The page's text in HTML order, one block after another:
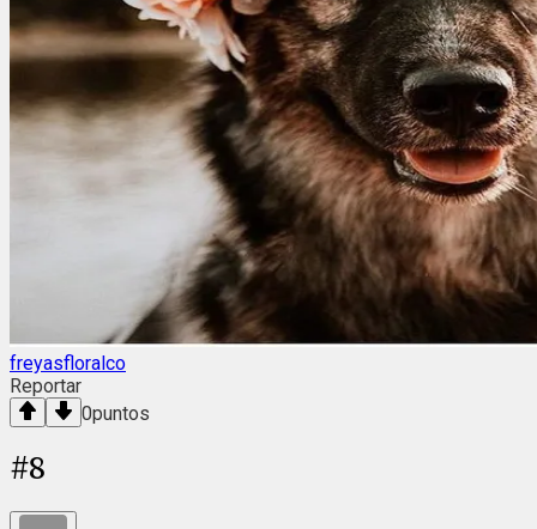
freyasfloralco
Reportar
0puntos
#8